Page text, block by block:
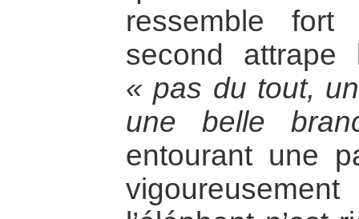
ressemble
second attrape
« pas du tout,
une belle
entourant une